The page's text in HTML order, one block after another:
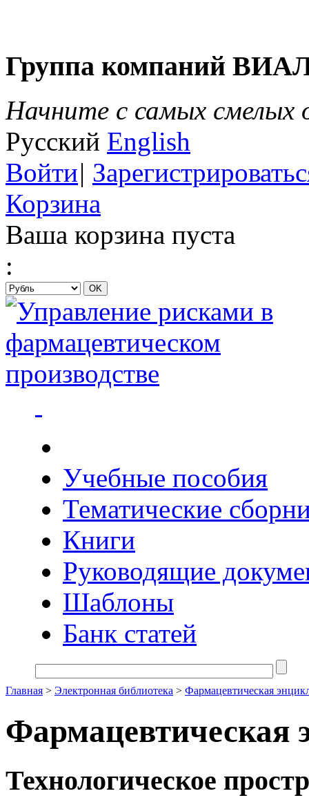
Группа компаний
Начните с самых
Русский English
Войти|
Корзина
Ваша корзина пуста
:
Учебные пособия
Тематические
Книги
Руководящие
Шаблоны
Банк статей
Главная > Электронная библиотека > Фармацевтическая
Фармацевтическая
Технологическое